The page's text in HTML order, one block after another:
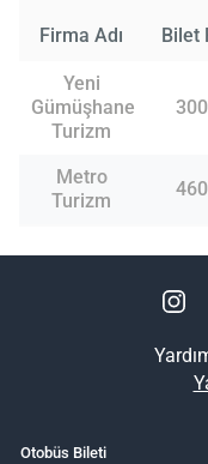
Firma Adı Bilet
Yeni
Gümüşhane
Turizm
Metro
Turizm
Otobüs Bileti